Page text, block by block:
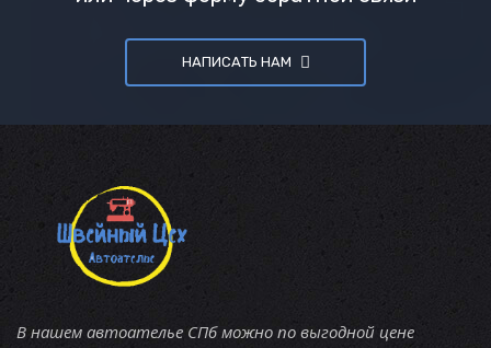
НАПИСАТЬ НАМ
В нашем автоателье СПб можно по выгодной цене